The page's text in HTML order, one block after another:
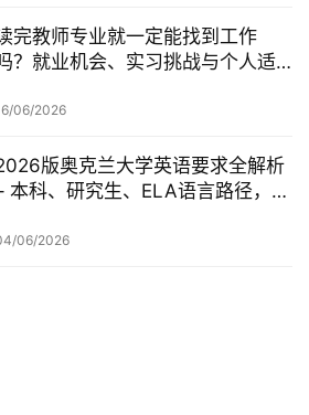
完教师专业就一定能找到工作
？就业机会、实习挑战与个人适
06/2026
版奥克兰大学英语要求全解析
本科、研究生、ELA语言路径，一
06/2026